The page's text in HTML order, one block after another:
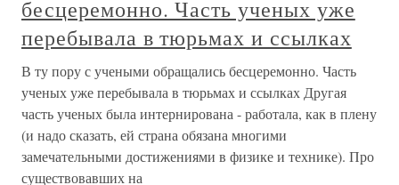
бесцеремонно. Часть ученых уже
перебывала в тюрьмах и ссылках
В ту пору с учеными обращались бесцеремонно. Часть
ученых уже перебывала в тюрьмах и ссылках Другая
часть ученых была интернирована - работала, как в плену
(и надо сказать, ей страна обязана многими
замечательными достижениями в физике и технике). Про
существовавших на